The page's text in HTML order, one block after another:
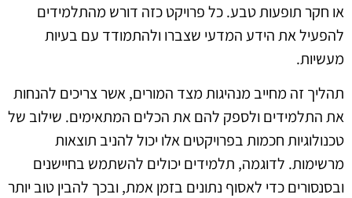
או חקר תופעות טבע. כל פרויקט כזה דורש מהתלמידים
להפעיל את הידע המדעי שצברו ולהתמודד עם בעיות
מעשיות.
תהליך זה מחייב מנהיגות מצד המורים, אשר צריכים להנחות
את התלמידים ולספק להם את הכלים המתאימים. שילוב של
טכנולוגיות חכמות בפרויקטים אלו יכול להניב תוצאות
מרשימות. לדוגמה, תלמידים יכולים להשתמש בחיישנים
ובסנסורים כדי לאסוף נתונים בזמן אמת, ובכך להבין טוב יותר